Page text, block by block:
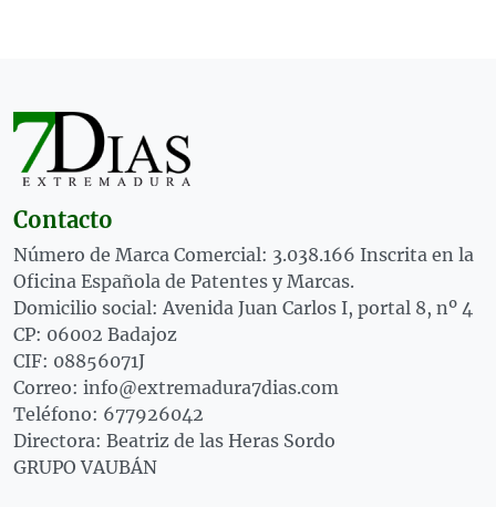
Contacto
Número de Marca Comercial: 3.038.166 Inscrita en la
Oficina Española de Patentes y Marcas.
Domicilio social: Avenida Juan Carlos I, portal 8, nº 4
CP: 06002 Badajoz
CIF: 08856071J
Correo: info@extremadura7dias.com
Teléfono: 677926042
Directora: Beatriz de las Heras Sordo
GRUPO VAUBÁN